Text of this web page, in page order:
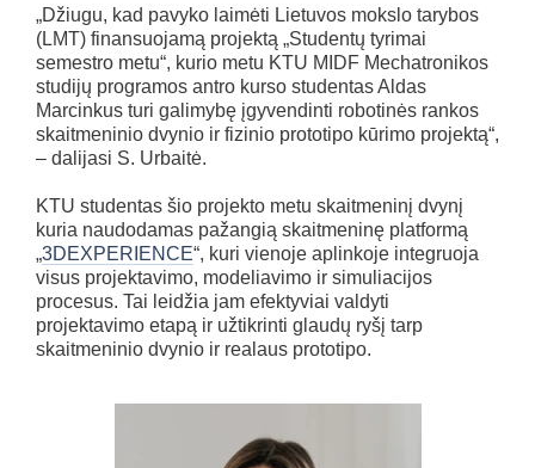
„Džiugu, kad pavyko laimėti Lietuvos mokslo tarybos
(LMT) finansuojamą projektą „Studentų tyrimai
semestro metu“, kurio metu KTU MIDF Mechatronikos
studijų programos antro kurso studentas Aldas
Marcinkus turi galimybę įgyvendinti robotinės rankos
skaitmeninio dvynio ir fizinio prototipo kūrimo projektą“,
– dalijasi S. Urbaitė.
KTU studentas šio projekto metu skaitmeninį dvynį
kuria naudodamas pažangią skaitmeninę platformą
„3DEXPERIENCE“, kuri vienoje aplinkoje integruoja
visus projektavimo, modeliavimo ir simuliacijos
procesus. Tai leidžia jam efektyviai valdyti
projektavimo etapą ir užtikrinti glaudų ryšį tarp
skaitmeninio dvynio ir realaus prototipo.